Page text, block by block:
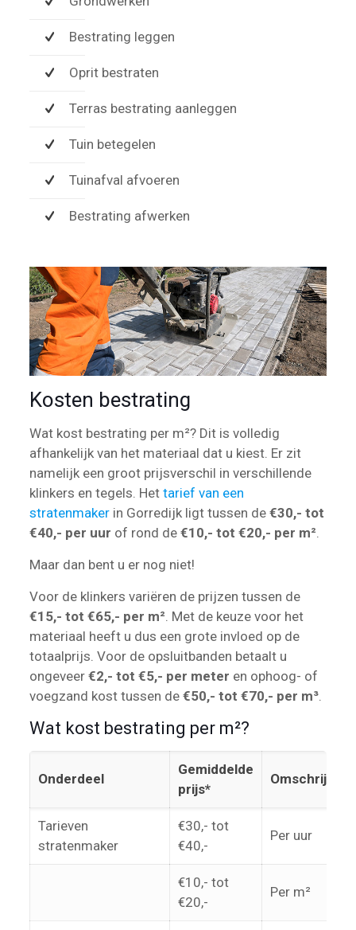
Bestrating leggen
Oprit bestraten
Terras bestrating aanleggen
Tuin betegelen
Tuinafval afvoeren
Bestrating afwerken
Kosten bestrating
Wat kost bestrating per m²? Dit is volledig
afhankelijk van het materiaal dat u kiest. Er zit
namelijk een groot prijsverschil in verschillende
klinkers en tegels. Het tarief van een
stratenmakerin Gorredijk ligt tussen de €30,- tot
€40,- per uur of rond de €10,- tot €20,- per m².
Maar dan bent u er nog niet!
Voor de klinkers variëren de prijzen tussen de
€15,- tot €65,- per m². Met de keuze voor het
materiaal heeft u dus een grote invloed op de
totaalprijs. Voor de opsluitbanden betaalt u
ongeveer €2,- tot €5,- per meter en ophoog- of
voegzand kost tussen de €50,- tot €70,- per m³.
Wat kost bestrating per m²?
Onderdeel
Gemiddelde
prijs*
Omschrijving
Tarieven
stratenmaker
€30,- tot
€40,-
Per uur
€10,- tot
€20,-
Per m²